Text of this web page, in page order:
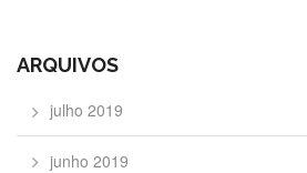
ARQUIVOS
julho 2019
junho 2019